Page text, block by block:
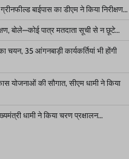
बाईपास का डीएम ने किया निरीक्षण…
बोले—कोई पात्र मतदाता सूची से न छूटे…
35 आंगनबाड़ी कार्यकर्तियां भी होंगी
योजनाओं की सौगात, सीएम धामी ने किया
धामी ने किया चरण प्रक्षालन…